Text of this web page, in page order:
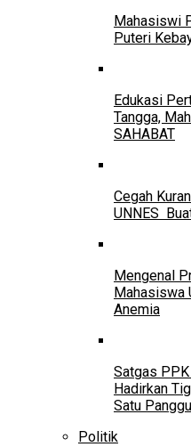
Mahasiswi
Puteri
Edukasi
Tangga,
SAHABAT
Cegah
UNNES
Mengenal
Mahasiswa
Anemia
Satgas
Hadirkan
Satu
Politik